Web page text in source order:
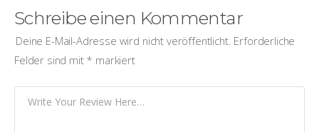
Schreibe einen Kommentar
Deine E-Mail-Adresse wird nicht veröffentlicht. Erforderliche
Felder sind mit * markiert